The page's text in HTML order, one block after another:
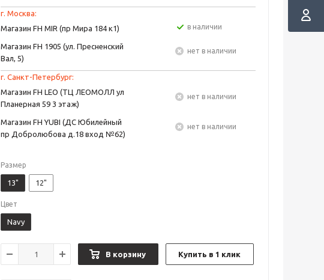
г. Москва:
Магазин FH MIR (пр Мира 184 к1)
в наличии
Магазин FH 1905 (ул. Пресненский
Вал, 5)
Нет в наличии
г. Санкт-Петербург:
Магазин FH LEO (ТЦ ЛЕОМОЛЛ ул
Планерная 59 3 этаж)
Нет в наличии
Магазин FH YUBI (ДС Юбилейный
пр Добролюбова д.18 вход №62)
Нет в наличии
Размер
13" 12"
Цвет
Navy
В корзину Купить в 1 клик